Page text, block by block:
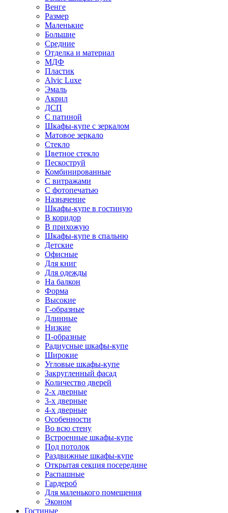
Венге
Размер
Маленькие
Большие
Средние
Отделка и материал
МДФ
Пластик
Alvic Luxe
Эмаль
Акрил
ДСП
С патиной
Шкафы-купе с зеркалом
Матовое зеркало
Стекло
Цветное стекло
Пескоструй
Комбинированные
С витражами
С фотопечатью
Назначение
Шкафы-купе в гостиную
В коридор
В прихожую
Шкафы-купе в спальню
Детские
Офисные
Для книг
Для одежды
На балкон
Форма
Высокие
Г-образные
Длинные
Низкие
П-образные
Радиусные шкафы-купе
Широкие
Угловые шкафы-купе
Закругленный фасад
Количество дверей
2-х дверные
3-х дверные
4-х дверные
Особенности
Во всю стену
Встроенные шкафы-купе
Под потолок
Раздвижные шкафы-купе
Открытая секция посередине
Распашные
Гардероб
Для маленького помещения
Эконом
Гостиные